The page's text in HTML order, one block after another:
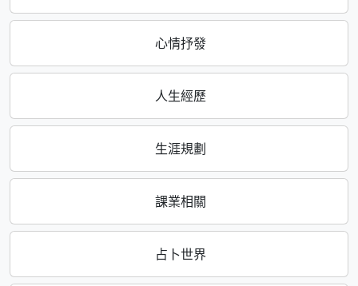
心情抒發
人生經歷
生涯規劃
課業相關
占卜世界